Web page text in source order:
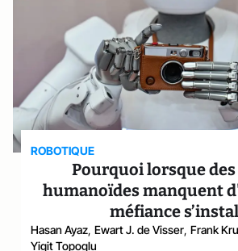
ROBOTIQUE
Pourquoi lorsque
humanoïdes manquent
méfiance
Hasan Ayaz, Ewart J. de Visser, Frank
Yigit Topoglu